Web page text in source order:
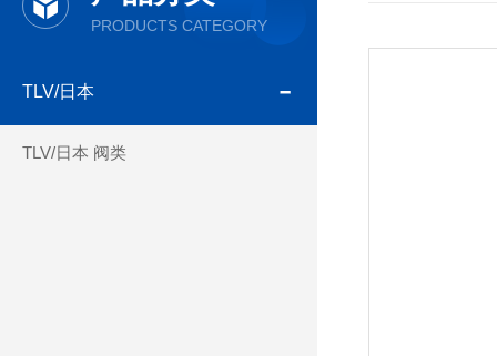
PRODUCTS CATEGORY
TLV/日本
TLV/日本 阀类